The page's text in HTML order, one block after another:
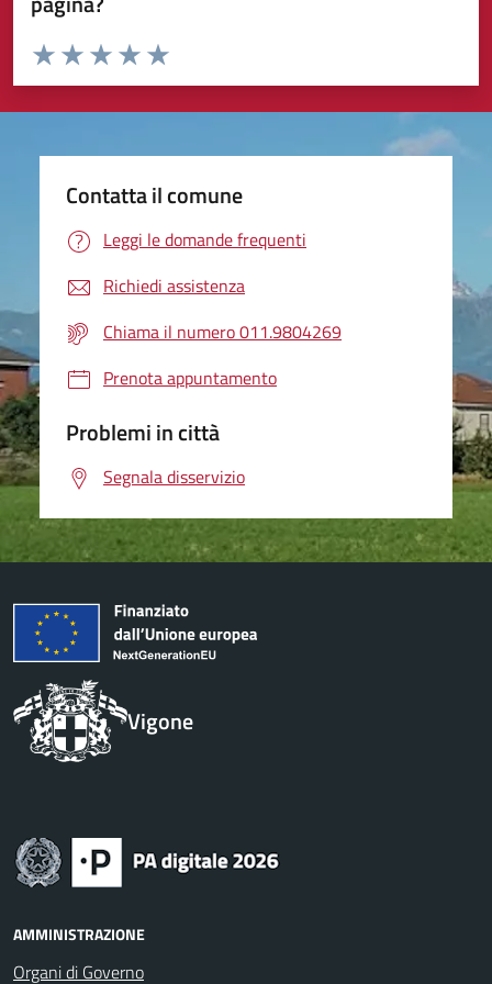
Valuta da 1 a 5 stelle la pagina
Valuta 5 stelle su 5
Valuta 4 stelle su 5
Valuta 3 stelle su 5
Valuta 2 stelle su 5
Valuta 1 stelle su 5
Contatta il comune
Leggi le domande frequenti
Richiedi assistenza
Chiama il numero 011.9804269
Prenota appuntamento
Problemi in città
Segnala disservizio
Vigone
AMMINISTRAZIONE
Organi di Governo